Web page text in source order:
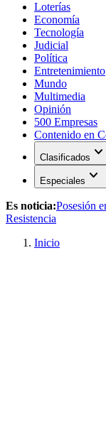
Loterías
Economía
Tecnología
Judicial
Política
Entretenimiento
Mundo
Multimedia
Opinión
500 Empresas
Contenido en
Clasificados expand_more
Especiales expand_more
Es noticia:Posesión
Resistencia
Inicio